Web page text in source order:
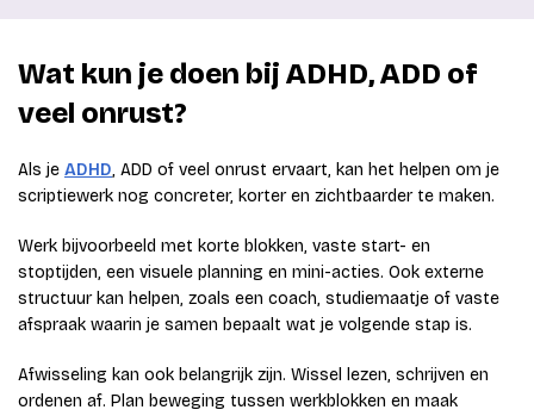
Wat kun je doen bij ADHD, ADD of
veel onrust?
Als je ADHD, ADD of veel onrust ervaart, kan het helpen om je
scriptiewerk nog concreter, korter en zichtbaarder te maken.
Werk bijvoorbeeld met korte blokken, vaste start- en
stoptijden, een visuele planning en mini-acties. Ook externe
structuur kan helpen, zoals een coach, studiemaatje of vaste
afspraak waarin je samen bepaalt wat je volgende stap is.
Afwisseling kan ook belangrijk zijn. Wissel lezen, schrijven en
ordenen af. Plan beweging tussen werkblokken en maak